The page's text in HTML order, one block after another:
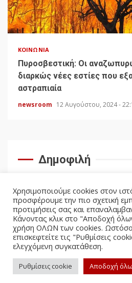
ΚΟΙΝΩΝΊΑ
Πυροσβεστική: Οι
διαρκώς νέες εστίες που
αστραπιαία
newsroom 12 Αυγούστου, 2024 -
Δημοφιλή
Politicus.gr Copyright ©
Χρησιμοποιούμε cookies στον
προσφέρουμε την πιο σχετική
προτιμήσεις σας και
Κάνοντας κλικ στο "Αποδοχή
χρήση ΟΛΩΝ των cookies.
επισκεφτείτε τις "Ρυθμίσεις
ελεγχόμενη συγκατάθεση.
Ρυθμίσεις cookie Αποδοχή